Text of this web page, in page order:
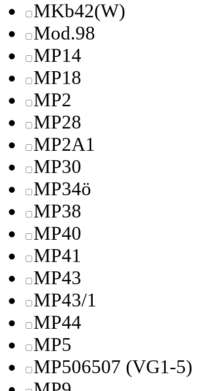
MKb42(W)
Mod.98
MP14
MP18
MP2
MP28
MP2A1
MP30
MP34ö
MP38
MP40
MP41
MP43
MP43/1
MP44
MP5
MP506507 (VG1-5)